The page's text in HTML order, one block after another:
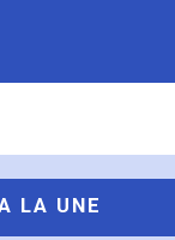
LA UNE